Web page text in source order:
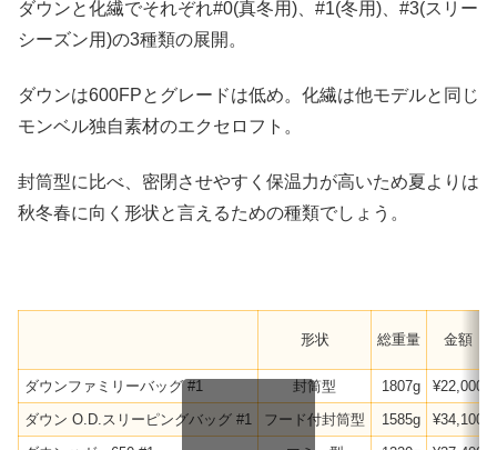
ダウンと化繊でそれぞれ#0(真冬用)、#1(冬用)、#3(スリー
シーズン用)の3種類の展開。
ダウンは600FPとグレードは低め。化繊は他モデルと同じ
モンベル独自素材のエクセロフト。
封筒型に比べ、密閉させやすく保温力が高いため夏よりは
秋冬春に向く形状と言えるための種類でしょう。
形状 総重量
金額
ダウンファミリーバッグ #1
封筒型 1807g
¥22,000
ダウン O.D.スリーピングバッグ #1
フード付封筒型 1585g
¥34,100